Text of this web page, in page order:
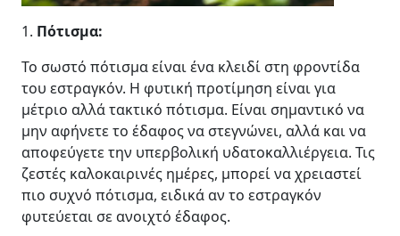
1. Πότισμα:
Το σωστό πότισμα είναι ένα κλειδί στη φροντίδα
του εστραγκόν. Η φυτική προτίμηση είναι για
μέτριο αλλά τακτικό πότισμα. Είναι σημαντικό να
μην αφήνετε το έδαφος να στεγνώνει, αλλά και να
αποφεύγετε την υπερβολική υδατοκαλλιέργεια. Τις
ζεστές καλοκαιρινές ημέρες, μπορεί να χρειαστεί
πιο συχνό πότισμα, ειδικά αν το εστραγκόν
φυτεύεται σε ανοιχτό έδαφος.